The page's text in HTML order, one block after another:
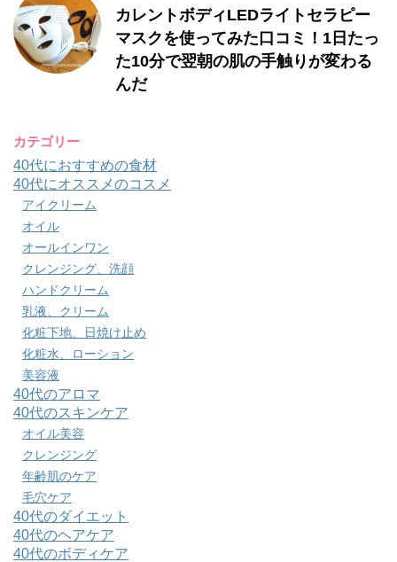
カレントボディLEDライトセラピー
マスクを使ってみた口コミ！1日たっ
た10分で翌朝の肌の手触りが変わる
んだ
カテゴリー
40代におすすめの食材
40代にオススメのコスメ
アイクリーム
オイル
オールインワン
クレンジング、洗顔
ハンドクリーム
乳液、クリーム
化粧下地、日焼け止め
化粧水、ローション
美容液
40代のアロマ
40代のスキンケア
オイル美容
クレンジング
年齢肌のケア
毛穴ケア
40代のダイエット
40代のヘアケア
40代のボディケア